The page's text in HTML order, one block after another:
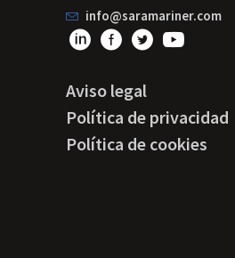
info@saramariner.com
Aviso legal
Política de privacidad
Política de cookies